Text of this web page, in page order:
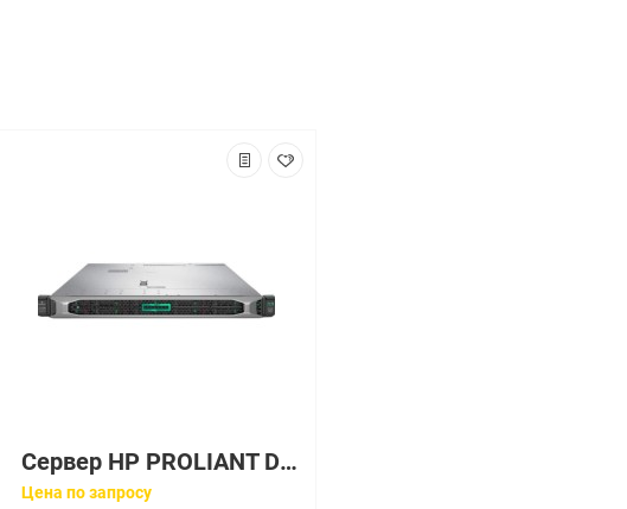
Сервер HP PROLIANT DL360 GEN10 4114 85W 1P 16G-2R P408I-A 8SFF 1X500W BASE [867962-B21]
Цена по запросу